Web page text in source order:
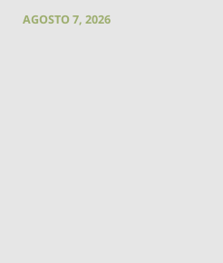
AGOSTO 7, 2026